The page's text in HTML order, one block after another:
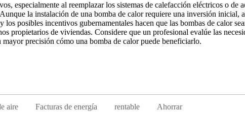
especialmente al reemplazar los sistemas de calefacción eléctricos o de
la instalación de una bomba de calor requiere una inversión inicial,
posibles incentivos gubernamentales hacen que las bombas de calor
propietarios de viviendas. Considere que un profesional evalúe las
precisión cómo una bomba de calor puede beneficiarlo.
aire Facturas de energía rentable Ahorrar